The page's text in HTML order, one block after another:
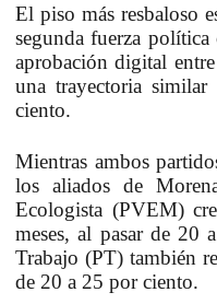
El piso más resbaloso
segunda fuerza
aprobación digital
una trayectoria
ciento.
Mientras ambos
los aliados de
Ecologista (PVEM)
meses, al pasar de 20
Trabajo (PT) también
de 20 a 25 por ciento.